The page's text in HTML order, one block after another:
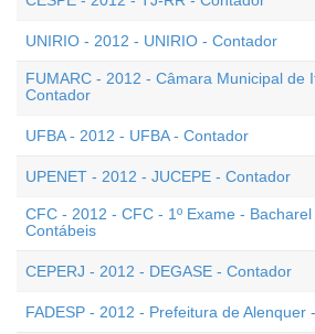
UNIRIO - 2012 - UNIRIO - Contador
FUMARC - 2012 - Câmara Municipal de
Contador
UFBA - 2012 - UFBA - Contador
UPENET - 2012 - JUCEPE - Contador
CFC - 2012 - CFC - 1º Exame -
Contábeis
CEPERJ - 2012 - DEGASE - Contador
FADESP - 2012 - Prefeitura de Alenquer